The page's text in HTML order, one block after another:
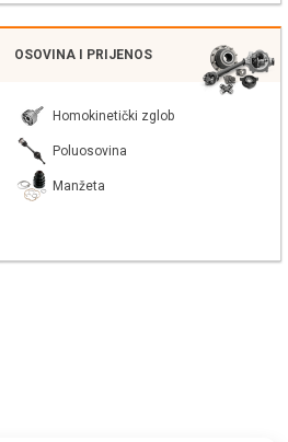
OSOVINA I PRIJENOS
Homokinetički zglob
Poluosovina
Manžeta